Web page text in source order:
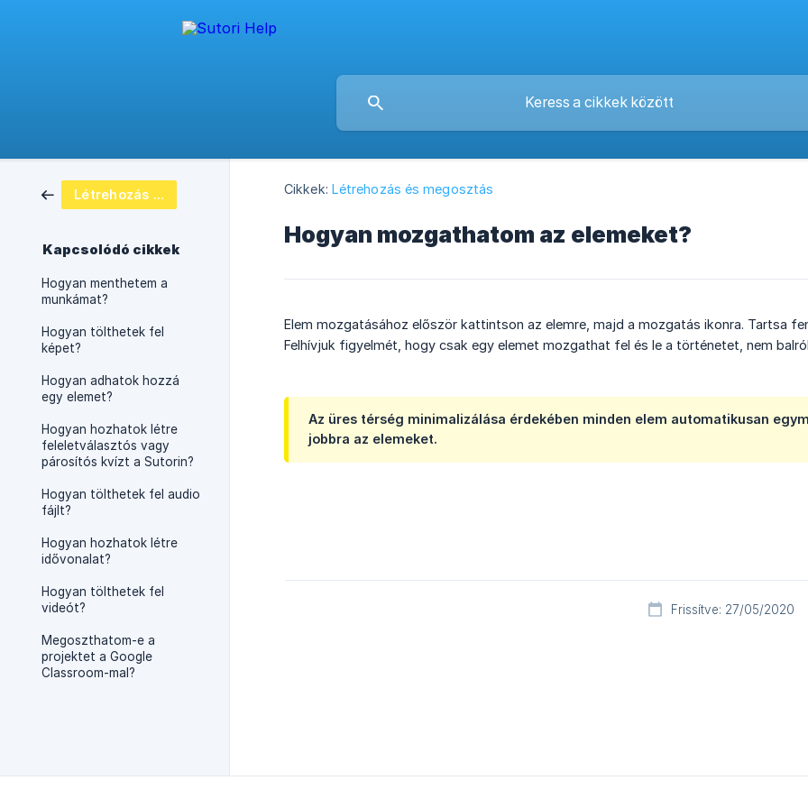
Létrehozás és megosztás
Kapcsolódó cikkek
Hogyan menthetem a
munkámat?
Hogyan tölthetek fel
képet?
Hogyan adhatok hozzá
egy elemet?
Hogyan hozhatok létre
feleletválasztós vagy
párosítós kvízt a Sutorin?
Hogyan tölthetek fel audio
fájlt?
Hogyan hozhatok létre
idővonalat?
Hogyan tölthetek fel
videót?
Megoszthatom-e a
projektet a Google
Classroom-mal?
Cikkek: Létrehozás és megosztás
Hogyan mozgathatom az elemeket?
Elem mozgatásához először kattintson az elemre, majd a mozgatás ikonra. Tartsa
Felhívjuk figyelmét, hogy csak egy elemet mozgathat fel és le a történetet, nem
Az üres térség minimalizálása érdekében minden elem automatikusan
jobbra az elemeket.
Frissítve: 27/05/2020